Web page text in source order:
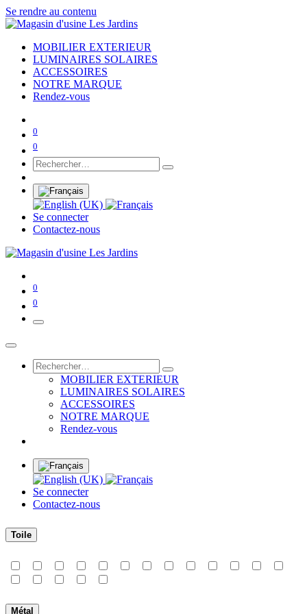
Se rendre au contenu
MOBILIER EXTERIEUR
LUMINAIRES SOLAIRES
ACCESSOIRES
NOTRE MARQUE
Rendez-vous
0
0
Se connecter
Contactez-nous
0
0
MOBILIER EXTERIEUR
LUMINAIRES SOLAIRES
ACCESSOIRES
NOTRE MARQUE
Rendez-vous
Se connecter
Contactez-nous
Toile
Métal